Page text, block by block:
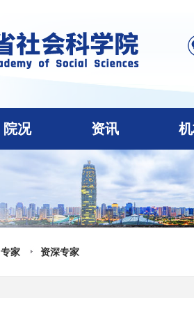
院况 资讯
专家 资深专家